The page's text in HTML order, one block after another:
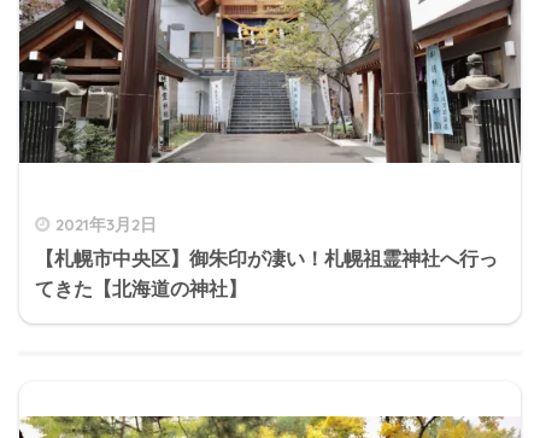
2021年3月2日
【札幌市中央区】御朱印が凄い！札幌祖霊神社へ行っ
てきた【北海道の神社】